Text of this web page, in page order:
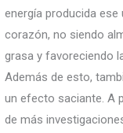
energía producida
corazón, no siendo
grasa y favoreciendo
Además de esto,
un efecto saciante. A
de más